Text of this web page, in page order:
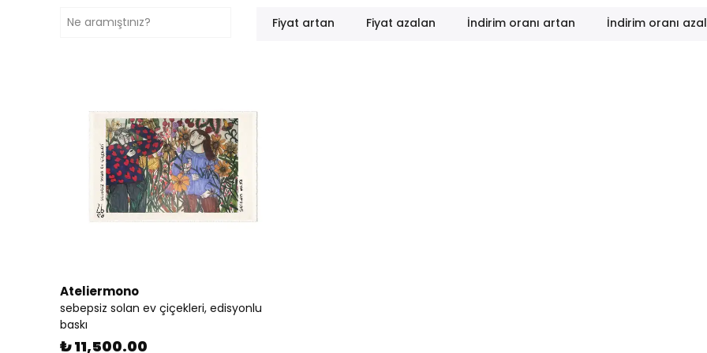
Fiyat artan Fiyat azalan İndirim oranı artan İndirim oranı
Ateliermono
sebepsiz solan ev çiçekleri, edisyonlu
baskı
₺ 11,500.00